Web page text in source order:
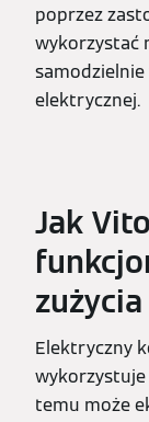
poprzez
wykorzystać
elektrycznej.
Jak
Elektryczny
temu może